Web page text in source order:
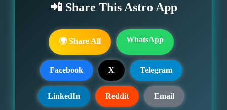
📲 Share This Astro App
🌍 Share All WhatsApp
Facebook X Telegram
LinkedIn Reddit Email